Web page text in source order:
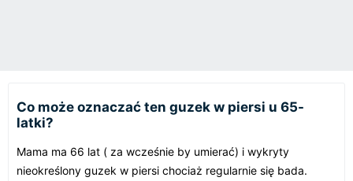
Co może oznaczać ten guzek w piersi u 65-
latki?
Mama ma 66 lat ( za wcześnie by umierać) i wykryty
nieokreślony guzek w piersi chociaż regularnie się bada.